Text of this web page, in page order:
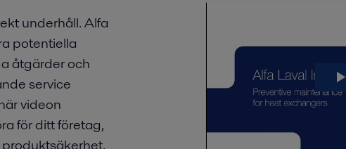
underhåll. Alfa
potentiella
åtgärder och
service
videon
för ditt företag,